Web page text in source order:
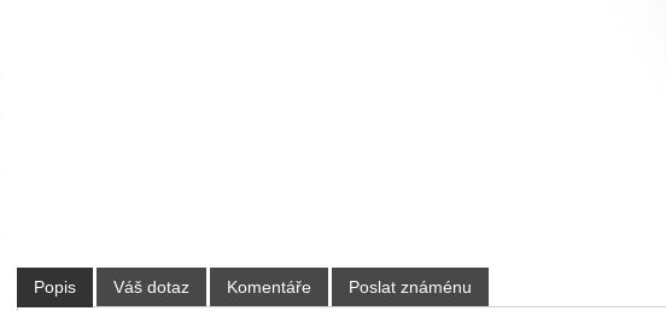
Popis Váš dotaz Komentáře Poslat známénu